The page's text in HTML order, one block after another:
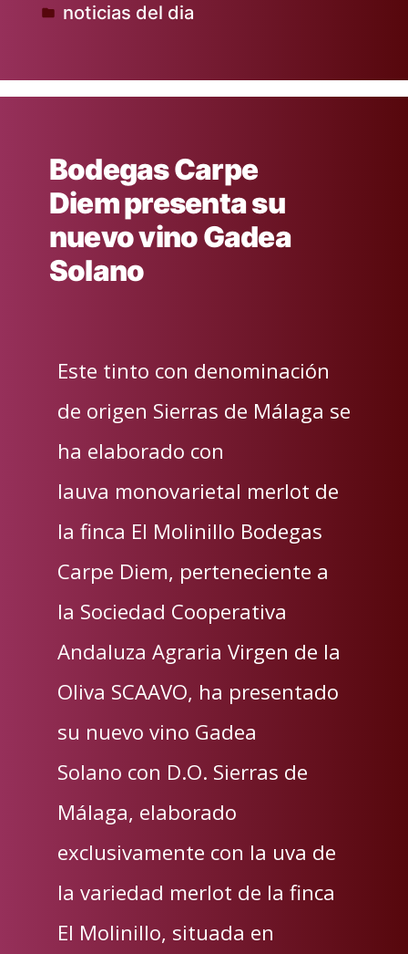
porPublicado
noticias del dia
BodegasCarpe
Diempresenta su
nuevo vino Gadea
Solano
Este tinto con denominación
de origen Sierras de Málaga se
ha elaborado con
lauva monovarietal merlot de
la finca El Molinillo Bodegas
Carpe Diem, perteneciente a
la Sociedad Cooperativa
Andaluza Agraria Virgen de la
Oliva SCAAVO, ha presentado
su nuevo vino Gadea
Solano con D.O. Sierras de
Málaga, elaborado
exclusivamente con la uva de
la variedad merlot de la finca
El Molinillo, situada en